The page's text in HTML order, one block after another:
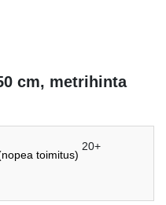
cm, metrihinta
toimitus)
20+